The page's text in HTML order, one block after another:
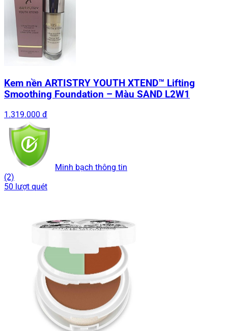
Kem nền ARTISTRY YOUTH XTEND™ Lifting
Smoothing Foundation – Màu SAND L2W1
1.319.000 đ
Minh bạch thông tin
(2)
50 lượt quét